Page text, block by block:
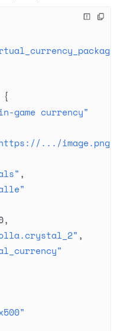
{
game currency"
.../image.png"
,
,
,